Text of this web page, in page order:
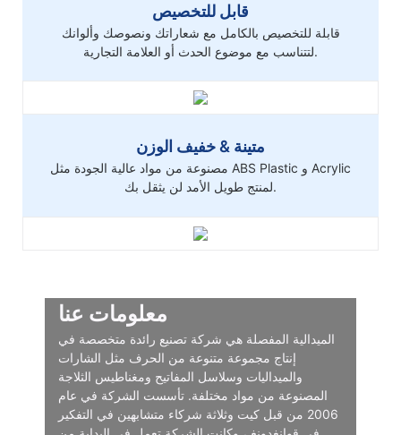
قابل للتخصيص
قابلة للتخصيص بالكامل مع شعاراتك ونصوصك وألوانك
لتتناسب مع موضوع الحدث أو العلامة التجارية.
متينة & خفيف الوزن
مصنوعة من مواد عالية الجودة مثل ABS Plastic و Acrylic
لمنتج طويل الأمد لن يثقل بك.
معلومات عنا
الميدالية المفصلة هي شركة تصنيع رائدة متخصصة في
إنتاج مجموعة متنوعة من الحرف مثل الشارات
والميداليات وسلاسل المفاتيح ومغناطيس الثلاجة
المصنوعة من مواد مختلفة. تأسست الشركة في عام
2006 من قبل كيت وثلاثة شركاء متشابهين في التفكير